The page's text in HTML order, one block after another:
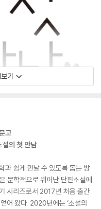
기
고
설의 첫 만남
과 쉽게 만날 수 있도록 돕는 방
문학적으로 뛰어난 단편소설에
시리즈로서 2017년 처음 출간
어 왔다. 2020년에는 ‘소설의